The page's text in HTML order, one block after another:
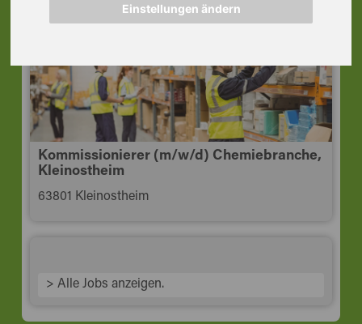
Einstellungen ändern
Kommissionierer (m/w/d) Chemiebranche,
Kleinostheim
63801 Kleinostheim
> Alle Jobs anzeigen.